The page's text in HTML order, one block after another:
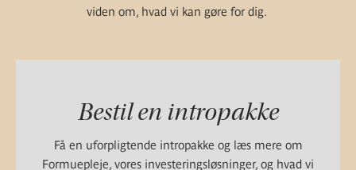
viden om, hvad vi kan gøre for dig.
Bestil en intropakke
Få en uforpligtende intropakke og læs mere om
Formuepleje, vores investeringsløsninger, og hvad vi